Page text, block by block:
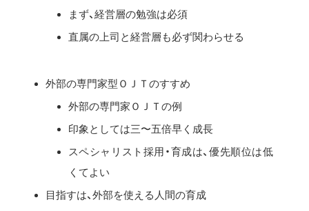
まず、経営層の勉強は必須
直属の上司と経営層も必ず関わらせる
外部の専門家型ＯＪＴのすすめ
外部の専門家ＯＪＴの例
印象としては三〜五倍早く成長
スペシャリスト採用・育成は、優先順位は低
くてよい
目指すは、外部を使える人間の育成